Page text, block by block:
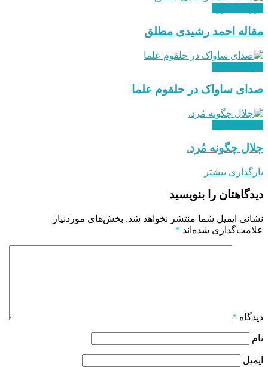
مقاله احمد رشیدی مطلق
صدای ساواک در حلقوم علما
جلال چگونه مُرد.
بارگذاری بیشتر
دیدگاهتان را بنویسید
نشانی ایمیل شما منتشر نخواهد شد. بخش‌های موردنیاز
علامت‌گذاری شده‌اند *
دیدگاه *
نام
ایمیل